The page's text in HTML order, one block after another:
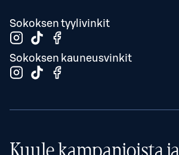
Sokoksen tyylivinkit
Sokoksen kauneusvinkit